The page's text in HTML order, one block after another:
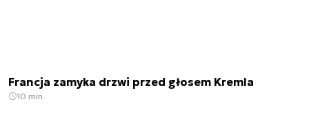
Francja zamyka drzwi przed głosem Kremla
10 min.